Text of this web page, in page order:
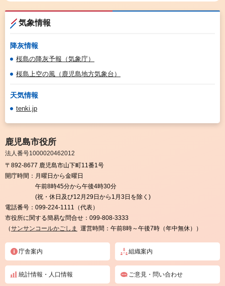
気象情報
降灰情報
桜島の降灰予報（気象庁）
桜島上空の風（鹿児島地方気象台）
天気情報
tenki.jp
鹿児島市役所
法人番号1000020462012
〒892-8677 鹿児島市山下町11番1号
開庁時間： 月曜日から金曜日
午前8時45分から午後4時30分
(祝・休日及び12月29日から1月3日を除く)
電話番号： 099-224-1111（代表）
市役所に関する簡易な問合せ： 099-808-3333
（サンサンコールかごしま 運営時間：午前8時～午後7時（年中無休））
庁舎案内 組織案内
統計情報・人口情報 ご意見・問い合わせ